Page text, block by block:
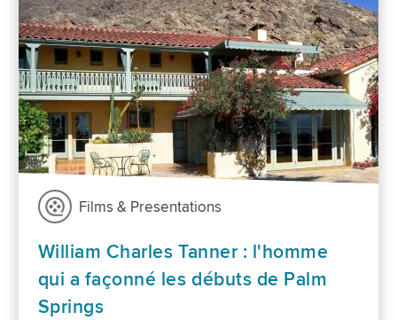
Films & Presentations
William Charles Tanner : l'homme
qui a façonné les débuts de Palm
Springs